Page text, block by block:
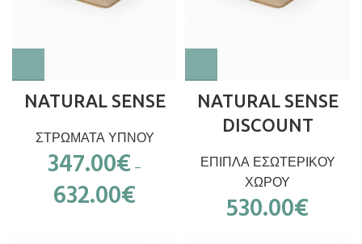
NATURAL SENSE
ΣΤΡΩΜΑΤΑ ΥΠΝΟΥ
347.00€ –
632.00€
NATURAL SENSE
DISCOUNT
ΕΠΙΠΛΑ ΕΣΩΤΕΡΙΚΟΥ
ΧΩΡΟΥ
530.00€